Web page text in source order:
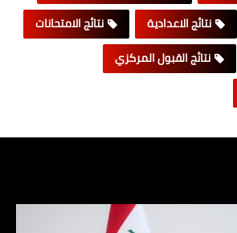
نتائج الاعدادية
نتائج الامتحانات
نتائج القبول المركزي